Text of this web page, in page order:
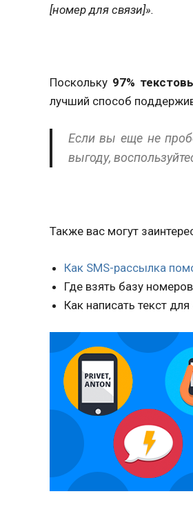
[номер для связи]».
Поскольку 97%
лучший способ
Если вы еще не
выгоду,
Также вас могут
Как SMS-рассылка
Где взять базу
Как написать текст